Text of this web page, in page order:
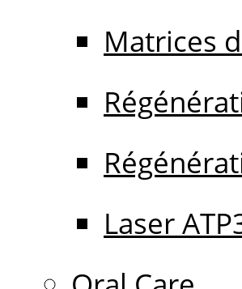
Matrices
Laser